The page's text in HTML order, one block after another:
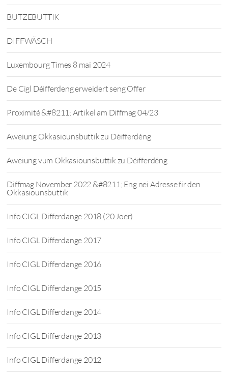
BUTZEBUTTIK
DIFFWÄSCH
Luxembourg Times 8 mai 2024
De Cigl Déifferdeng erweidert seng Offer
Proximité &#8211; Artikel am Diffmag 04/23
Aweiung Okkasiounsbuttik zu Déifferdéng
Aweiung vum Okkasiounsbuttik zu Déifferdéng
Diffmag November 2022 &#8211; Eng nei Adresse fir den
Okkasiounsbuttik
Info CIGL Differdange 2018 (20 Joer)
Info CIGL Differdange 2017
Info CIGL Differdange 2016
Info CIGL Differdange 2015
Info CIGL Differdange 2014
Info CIGL Differdange 2013
Info CIGL Differdange 2012